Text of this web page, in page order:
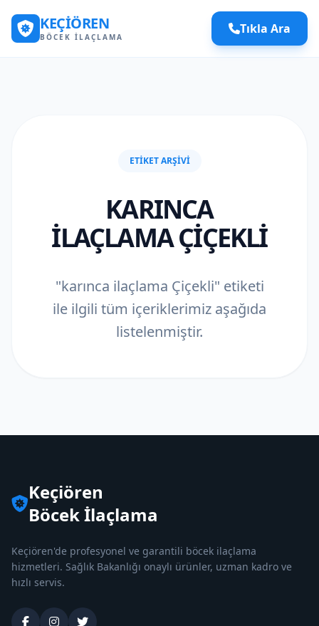
KEÇIÖREN
BÖCEK İLAÇLAMA
Tıkla Ara
ETIKET ARŞIVI
KARINCA
ILAÇLAMA ÇIÇEKLI
"karınca ilaçlama Çiçekli" etiketi
ile ilgili tüm içeriklerimiz aşağıda
listelenmiştir.
Keçiören
Böcek İlaçlama
Keçiören'de profesyonel ve garantili böcek ilaçlama
hizmetleri. Sağlık Bakanlığı onaylı ürünler, uzman kadro ve
hızlı servis.